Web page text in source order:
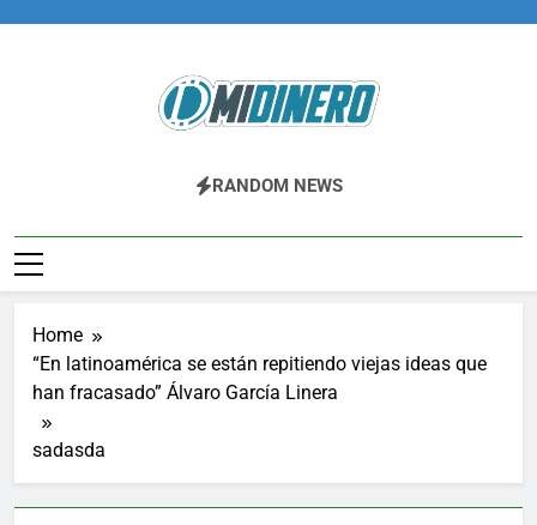
Midinero.co
Fintech, Criptomonedas
RANDOM NEWS
Home
“En latinoamérica se están repitiendo viejas ideas que
han fracasado” Álvaro García Linera
sadasda